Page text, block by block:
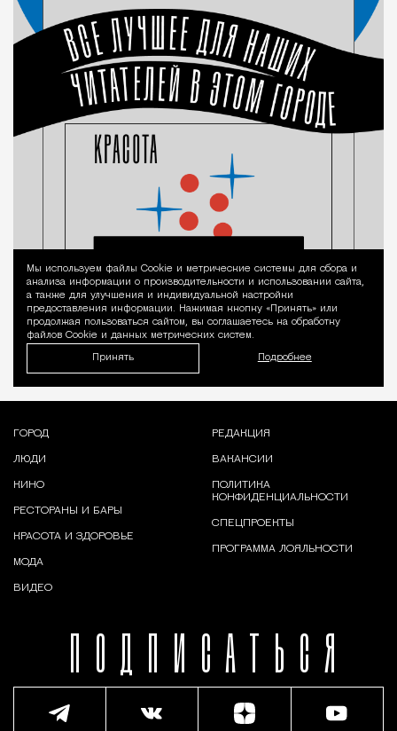
Уведомление
Мы используем файлы Сookie и метрические системы для сбора и
анализа информации о производительности и использовании сайта,
а также для улучшения и индивидуальной настройки
предоставления информации. Нажимая кнопку «Принять» или
продолжая пользоваться сайтом, вы соглашаетесь на обработку
файлов Cookie и данных метрических систем.
Принять Подробнее
ПОДПИСАТЬСЯ
ГОРОД
ЛЮДИ
КИНО
РЕСТОРАНЫ И БАРЫ
КРАСОТА И ЗДОРОВЬЕ
МОДА
ВИДЕО
РЕДАКЦИЯ
ВАКАНСИИ
ПОЛИТИКА
КОНФИДЕНЦИАЛЬНОСТИ
СПЕЦПРОЕКТЫ
ПРОГРАММА ЛОЯЛЬНОСТИ